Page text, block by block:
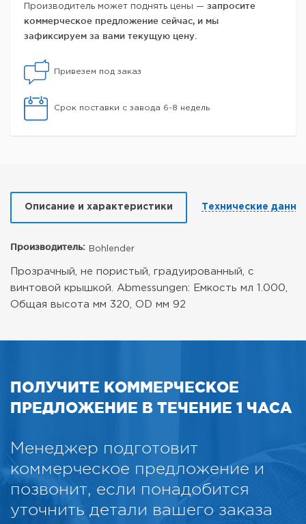
Производитель может поднять цены — запросите
коммерческое предложение сейчас, и мы
зафиксируем за вами текущую цену.
Привезем под заказ
Срок поставки с завода 6-8 недель
Описание и характеристики Технические
Производитель: Bohlender
Прозрачный, не пористый, градуированный, с
винтовой крышкой. Abmessungen: Емкость мл 1.000,
Общая высота мм 320, OD мм 92
ПОЛУЧИТЕ КОММЕРЧЕСКОЕ
ПРЕДЛОЖЕНИЕ В ТЕЧЕНИЕ 1 ЧАСА
Менеджер подготовит
коммерческое предложение и
позвонит, если понадобится
уточнить детали вашего заказа